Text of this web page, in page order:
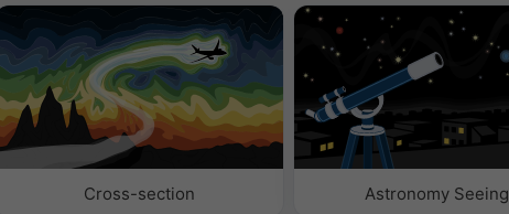
Cross-section Astronomy Seeing